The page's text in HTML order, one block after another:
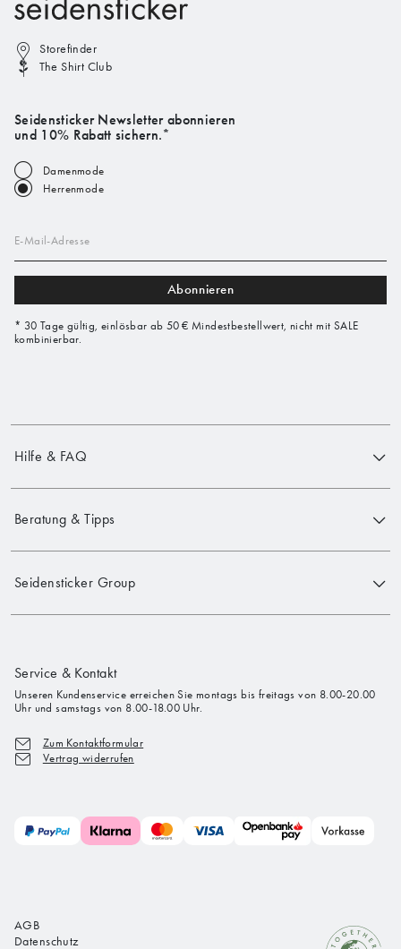
Storefinder
The Shirt Club
Seidensticker Newsletter abonnieren
und 10% Rabatt sichern.*
Damenmode
Herrenmode
E-Mail-Adresse
Abonnieren
* 30 Tage gültig, einlösbar ab 50 € Mindestbestellwert, nicht mit SALE
kombinierbar.
Hilfe & FAQ
Beratung & Tipps
Seidensticker Group
Service & Kontakt
Unseren Kundenservice erreichen Sie montags bis freitags von 8.00-20.00
Uhr und samstags von 8.00-18.00 Uhr.
Zum Kontaktformular
Vertrag widerrufen
AGB
Datenschutz